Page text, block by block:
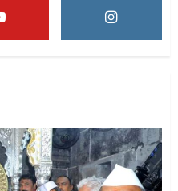
हस्ते विठ्ठलाची महापूजा
पादुकांना नीरा स्नान